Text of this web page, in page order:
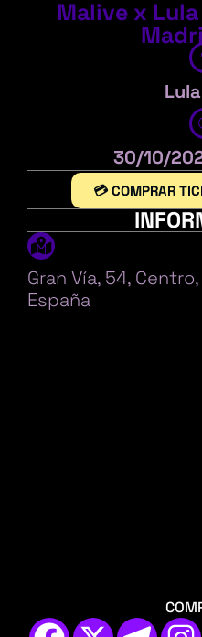
Malive x
30/10/
💳 COMPRAR
Gran Vía, 54,
España